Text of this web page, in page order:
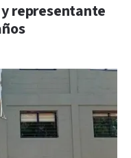
representante